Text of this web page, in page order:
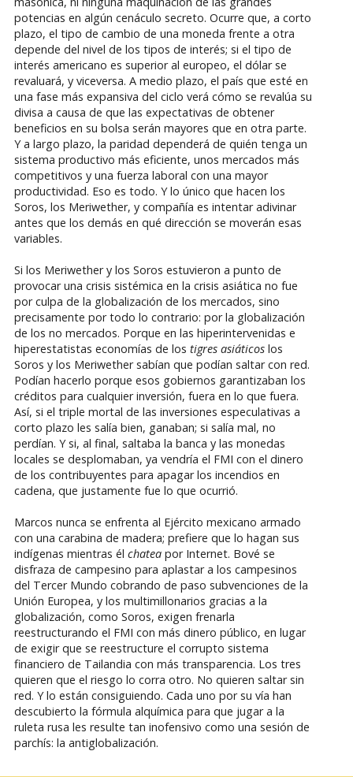
potencias en algún cenáculo secreto. Ocurre que, a corto
plazo, el tipo de cambio de una moneda frente a otra
depende del nivel de los tipos de interés; si el tipo de
interés americano es superior al europeo, el dólar se
revaluará, y viceversa. A medio plazo, el país que esté en
una fase más expansiva del ciclo verá cómo se revalúa su
divisa a causa de que las expectativas de obtener
beneficios en su bolsa serán mayores que en otra parte.
Y a largo plazo, la paridad dependerá de quién tenga un
sistema productivo más eficiente, unos mercados más
competitivos y una fuerza laboral con una mayor
productividad. Eso es todo. Y lo único que hacen los
Soros, los Meriwether, y compañía es intentar adivinar
antes que los demás en qué dirección se moverán esas
variables.
Si los Meriwether y los Soros estuvieron a punto de
provocar una crisis sistémica en la crisis asiática no fue
por culpa de la globalización de los mercados, sino
precisamente por todo lo contrario: por la globalización
de los no mercados. Porque en las hiperintervenidas e
hiperestatistas economías de los tigres asiáticoslos
Soros y los Meriwether sabían que podían saltar con red.
Podían hacerlo porque esos gobiernos garantizaban los
créditos para cualquier inversión, fuera en lo que fuera.
Así, si el triple mortal de las inversiones especulativas a
corto plazo les salía bien, ganaban; si salía mal, no
perdían. Y si, al final, saltaba la banca y las monedas
locales se desplomaban, ya vendría el FMI con el dinero
de los contribuyentes para apagar los incendios en
cadena, que justamente fue lo que ocurrió.
Marcos nunca se enfrenta al Ejército mexicano armado
con una carabina de madera; prefiere que lo hagan sus
indígenas mientras él chateapor Internet. Bové se
disfraza de campesino para aplastar a los campesinos
del Tercer Mundo cobrando de paso subvenciones de la
Unión Europea, y los multimillonarios gracias a la
globalización, como Soros, exigen frenarla
reestructurando el FMI con más dinero público, en lugar
de exigir que se reestructure el corrupto sistema
financiero de Tailandia con más transparencia. Los tres
quieren que el riesgo lo corra otro. No quieren saltar sin
red. Y lo están consiguiendo. Cada uno por su vía han
descubierto la fórmula alquímica para que jugar a la
ruleta rusa les resulte tan inofensivo como una sesión de
parchís: la antiglobalización.